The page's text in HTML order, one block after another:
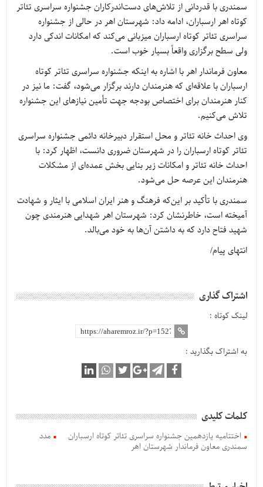
سمندری با قدردانی از تلاش‌های دست‌اندرکاران جشنواره سراسری تئاتر
کوتاه اهر ارسباران، ادامه داد: شهرستان اهر در حالی از جشنواره
سراسری تئاتر کوتاه ارسباران میزبانی می‌کند که امکانات اندکی دارد
ولی سطح برگزاری واقعاً بسیار خوب است.
معاون فرماندار اهر با اشاره به اینکه جشنواره سراسری تئاتر کوتاه
ارسباران با علاقه‌ای که هنرمندان دارند برگزار می‌شود، گفت: ما نیز در
کنار هنرمندان برای اختصاص بودجه جهت تأمین نیازهای این جشنواره
تلاش می‌کنیم.
وی احداث خانه تئاتر و محل استقرار دبیرخانه دائمی جشنواره سراسری
تئاتر کوتاه ارسباران را در شهرستان ضروری دانست، اظهار کرد: با
احداث خانه تئاتر و امکانات زیر بنایی بخش عمده‌ای از مشکلات
هنرمندان این عرصه حل می‌شود.
سمندری با تأکید بر این‌که فرهنگ و هنر ایران اسلامی با ایثار و شهادت
آمیخته است، خاطرنشان کرد: شهرستان اهر شهدایی هنرمندی چون
شهید فتاح دارد که به داشتن آن‌ها به خود می‌بالد.
انتهای پیام/
اشتراک گذاری
لینک کوتاه :
به اشتراک بگذارید :
کلمات کلیدی
اختتامیه یازدهمین جشنواره سراسری تئاتر کوتاه ارسباران
مدد
سمندری معاون فرماندار شهرستان اهر